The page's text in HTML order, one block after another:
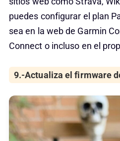
puedes configurar el plan
sea en la web de Garmin
Connect o incluso en el
9.-Actualiza el firmware